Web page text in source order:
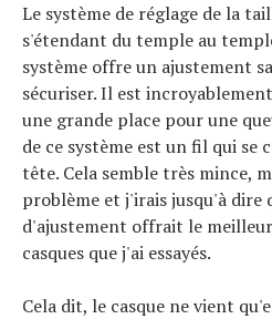
Le système de réglage de la
s'étendant du temple au
système offre un ajustement
sécuriser. Il est
une grande place pour une
de ce système est un fil qui se
tête. Cela semble très mince,
problème et j'irais jusqu'à dire
d'ajustement offrait le
casques que j'ai essayés.
Cela dit, le casque ne vient